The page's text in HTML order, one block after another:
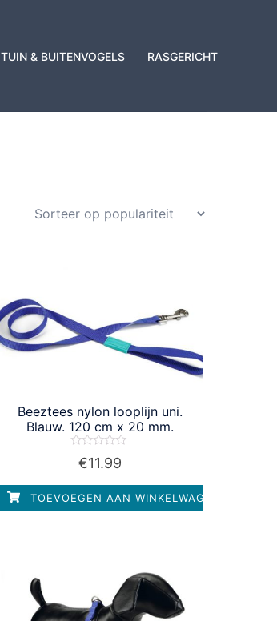
TUIN & BUITENVOGELS RASGERICHT
Beeztees nylon looplijn uni.
Blauw. 120 cm x 20 mm.
Waardering
5
€11.99
TOEVOEGEN AAN WINKELWAGEN